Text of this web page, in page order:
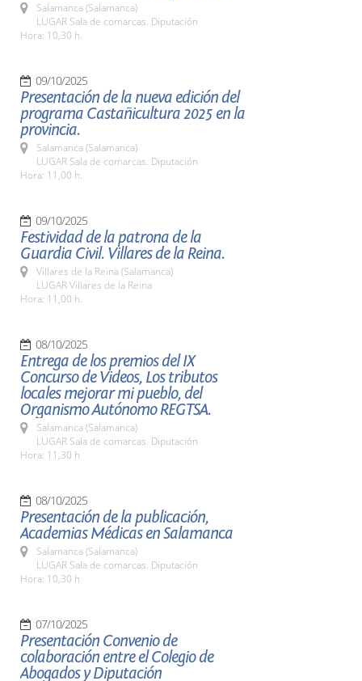
Salamanca (Salamanca)
LUGAR Sala de comarcas. Diputación
Hora: 10,30 h.
09/10/2025
Presentación de la nueva edición del
programa Castañicultura 2025 en la
provincia.
Salamanca (Salamanca)
LUGAR Sala de comarcas. Diputación
Hora: 11,00 h.
09/10/2025
Festividad de la patrona de la
Guardia Civil. Villares de la Reina.
Villares de la Reina (Salamanca)
LUGAR Villares de la Reina
Hora: 11,00 h.
08/10/2025
Entrega de los premios del IX
Concurso de Videos, Los tributos
locales mejorar mi pueblo, del
Organismo Autónomo REGTSA.
Salamanca (Salamanca)
LUGAR Sala de comarcas. Diputación
Hora: 11,30 h
08/10/2025
Presentación de la publicación,
Academias Médicas en Salamanca
Salamanca (Salamanca)
LUGAR Sala de comarcas. Diputación
Hora: 10,30 h
07/10/2025
Presentación Convenio de
colaboración entre el Colegio de
Abogados y Diputación